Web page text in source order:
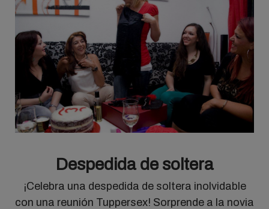
Despedida de soltera
¡Celebra una despedida de soltera inolvidable
con una reunión Tuppersex! Sorprende a la novia